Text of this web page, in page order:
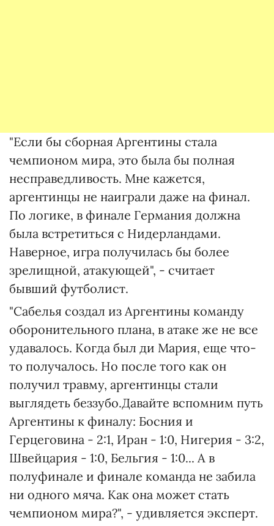
"Если бы сборная Аргентины стала
чемпионом мира, это была бы полная
несправедливость. Мне кажется,
аргентинцы не наиграли даже на финал.
По логике, в финале Германия должна
была встретиться с Нидерландами.
Наверное, игра получилась бы более
зрелищной, атакующей", - считает
бывший футболист.
"Сабелья создал из Аргентины команду
оборонительного плана, в атаке же не все
удавалось. Когда был ди Мария, еще что-
то получалось. Но после того как он
получил травму, аргентинцы стали
выглядеть беззубо.Давайте вспомним путь
Аргентины к финалу: Босния и
Герцеговина - 2:1, Иран - 1:0, Нигерия - 3:2,
Швейцария - 1:0, Бельгия - 1:0... А в
полуфинале и финале команда не забила
ни одного мяча. Как она может стать
чемпионом мира?", - удивляется эксперт.